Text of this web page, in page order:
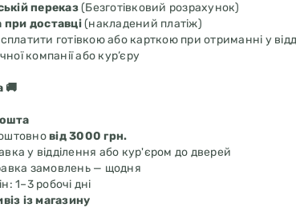
переказ(Безготівковий розрахунок)
при доставці(накладений платіж)
готівкою або карткою при отриманні у
компанії або кур’єру
🚚
від 3000 грн.
у відділення або кур'єром до дверей
замовлень — щодня
1–3 робочі дні
із магазину